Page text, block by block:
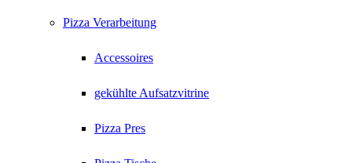
Pizza Verarbeitung
Accessoires
gekühlte Aufsatzvitrine
Pizza Pres